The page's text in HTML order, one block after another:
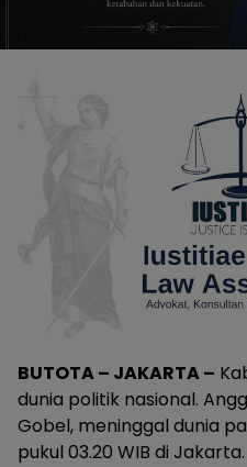
BUTOTA – JAKARTA –
dunia politik nasional.
Gobel, meninggal dunia
pukul 03.20 WIB di Jakarta.